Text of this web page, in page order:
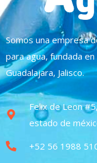
Somos una empresa
para agua, fundada
Guadalajara, Jalisco.
Felix de Leon
estado de
+52 56 1988